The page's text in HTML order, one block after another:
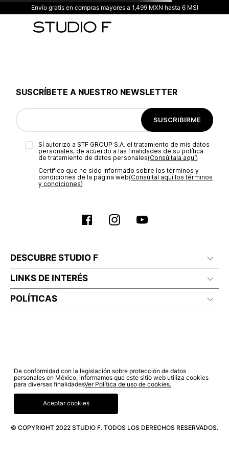
Envío gratis en compras mayores a 1,499 MXN hasta 6 MSI
SUSCRÍBETE A NUESTRO NEWSLETTER
SUSCRIBIRME
Sí autorizo a STF GROUP S.A. el tratamiento de mis datos
personales, de acuerdo a las finalidades de su política
de tratamiento de datos personales‎(Consúltala aquí)
Certifico que he sido informado sobre los términos y
condiciones de la página web‎(Consúltal aquí los términos
y condiciones)
DESCUBRE STUDIO F
LINKS DE INTERÉS
POLÍTICAS
© COPYRIGHT 2022 STUDIO F. TODOS LOS DERECHOS RESERVADOS.
De conformidad con la legislación sobre protección de datos
personales en México, informamos que este sitio web utiliza cookies
para diversas finalidadesVer Política de uso de cookies.
Aceptar cookies